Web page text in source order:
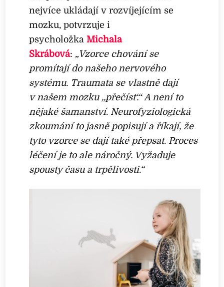
nejvíce ukládají v rozvíjejícím se
mozku, potvrzuje i
psycholožkaMichala
Škrábová: „Vzorce chování se
promítají do našeho nervového
systému. Traumata se vlastně dají
v našem mozku ‚,přečíst‘.“ A není to
nějaké šamanství. Neurofyziologická
zkoumání to jasně popisují a říkají, že
tyto vzorce se dají také přepsat. Proces
léčení je to ale náročný. Vyžaduje
spousty času a trpělivosti.“